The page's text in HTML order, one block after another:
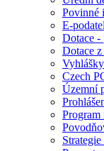
Povinné
E-
Dotace -
Dotace
Czech
Územní
Program